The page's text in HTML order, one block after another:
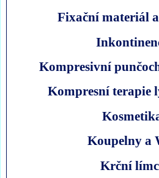
Fixační materiál
Kompresivní
Kompresní terapie
Koupelny a
Krční